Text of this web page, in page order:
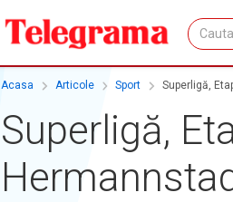
Acasa Articole Sport Superligă,
Superligă,